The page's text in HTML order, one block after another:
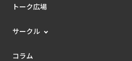
トーク広場
サークル
コラム